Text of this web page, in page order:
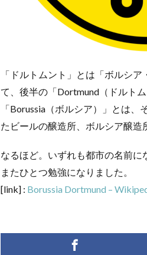
「ドルトムント」とは「ボルシ
て、後半の「Dortmund（ドルト
「Borussia（ボルシア）」とは
たビールの醸造所、ボルシア醸造
なるほど。いずれも都市の名前に
またひとつ勉強になりました。
[link] : Borussia Dortmund –